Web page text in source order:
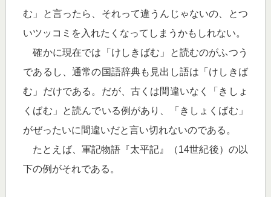
む」と言ったら、それって違うんじゃないの、とつ
いツッコミを入れたくなってしまうかもしれない。
確かに現在では「けしきばむ」と読むのがふつう
であるし、通常の国語辞典も見出し語は「けしきば
む」だけである。だが、古くは間違いなく「きしょ
くばむ」と読んでいる例があり、「きしょくばむ」
がぜったいに間違いだと言い切れないのである。
たとえば、軍記物語『太平記』（14世紀後）の以
下の例がそれである。